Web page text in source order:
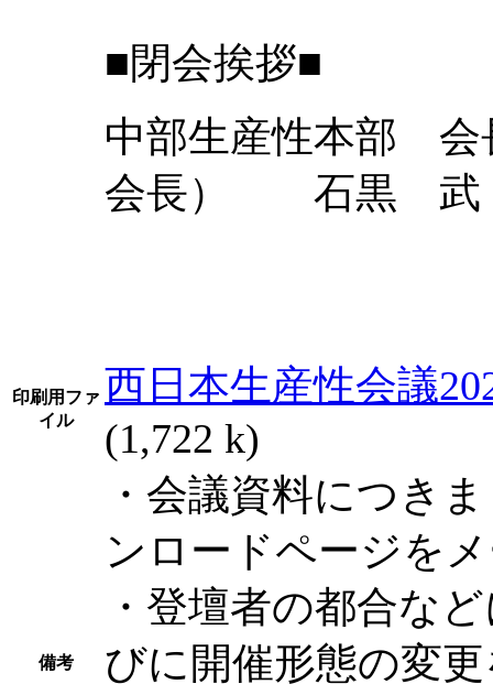
■閉会挨拶■
中部生産性本部 会
会長） 石黒 武
印刷用ファ
イル
西日本生産性会議
(1,722 k)
備考
・会議資料につき
ンロードページを
・登壇者の都合な
びに開催形態の変